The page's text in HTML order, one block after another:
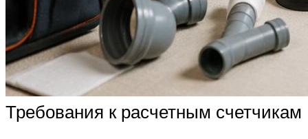
Требования к расчетным счетчикам